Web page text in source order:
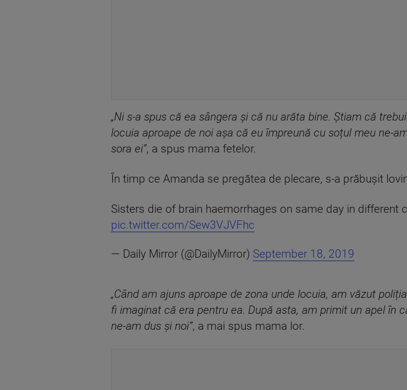
„Ni s-a spus că ea sângera și că nu arăta bine. Știam că
locuia aproape de noi așa că eu împreună cu soțul meu ne-
sora ei”, a spus mama fetelor.
În timp ce Amanda se pregătea de plecare, s-a prăbușit
Sisters die of brain haemorrhages on same day in different
pic.twitter.com/Sew3VJVFhc
— Daily Mirror (@DailyMirror) September 18, 2019
„Când am ajuns aproape de zona unde locuia, am văzut
fi imaginat că era pentru ea. După asta, am primit un apel în
ne-am dus și noi”, a mai spus mama lor.